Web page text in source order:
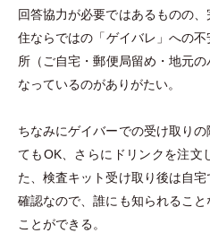
回答協力が必要ではあるものの
住ならではの 「ゲイバレ 」 への不
所 （ご自宅 ・郵便局留め ・ 地元の
なっているのがありがたい。
ちなみにゲイバーでの受け取り
てもOK、さらにドリンクを注文
た、検査キット受け取り後は自
確認なので、誰にも知られるこ
ことができる。